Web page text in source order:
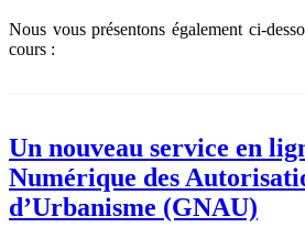
Nous vous présentons également ci-
cours :
Un nouveau service en
Numérique des
d’Urbanisme (GNAU)